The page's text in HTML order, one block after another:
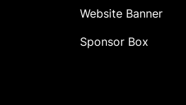
Website Banner
Sponsor Box